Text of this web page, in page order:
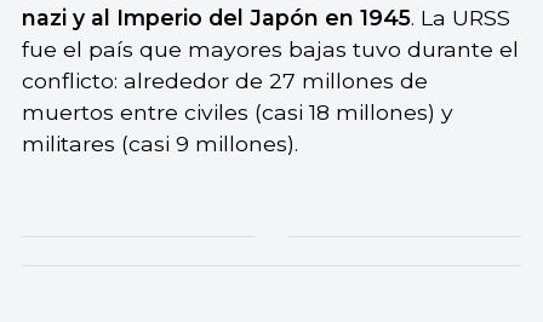
nazi y al Imperio del Japón en 1945. La URSS
fue el país que mayores bajas tuvo durante el
conflicto: alrededor de 27 millones de
muertos entre civiles (casi 18 millones) y
militares (casi 9 millones).